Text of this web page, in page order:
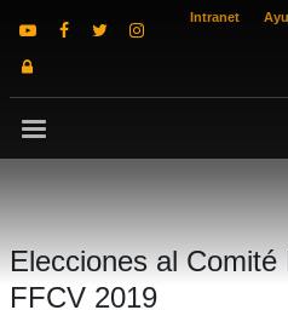
Intranet
Elecciones al Comité
FFCV 2019